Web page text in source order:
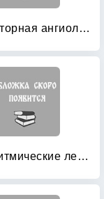
Амбулаторная ангиология
Антиаритмические лекарственные средства: Учебное пособие